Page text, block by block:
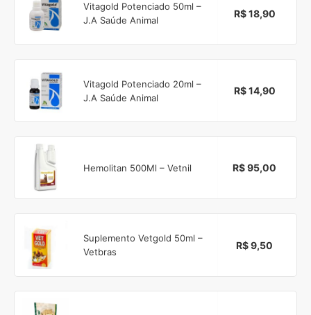
Vitagold Potenciado 50ml –
J.A Saúde Animal
R$ 18,90
Vitagold Potenciado 20ml –
J.A Saúde Animal
R$ 14,90
Hemolitan 500Ml – Vetnil R$ 95,00
Suplemento Vetgold 50ml –
Vetbras
R$ 9,50